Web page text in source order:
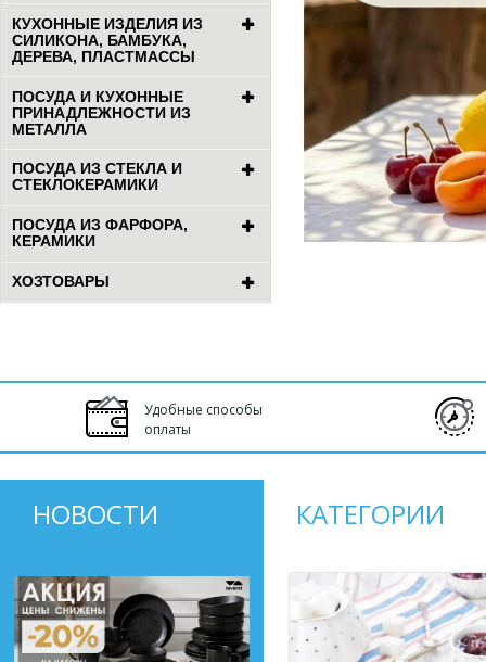
КУХОННЫЕ ИЗДЕЛИЯ ИЗ
СИЛИКОНА, БАМБУКА,
ДЕРЕВА, ПЛАСТМАССЫ
ПОСУДА И КУХОННЫЕ
ПРИНАДЛЕЖНОСТИ ИЗ
МЕТАЛЛА
ПОСУДА ИЗ СТЕКЛА И
СТЕКЛОКЕРАМИКИ
ПОСУДА ИЗ ФАРФОРА,
КЕРАМИКИ
ХОЗТОВАРЫ
Удобные способы
оплаты
НОВОСТИ КАТЕГОРИИ